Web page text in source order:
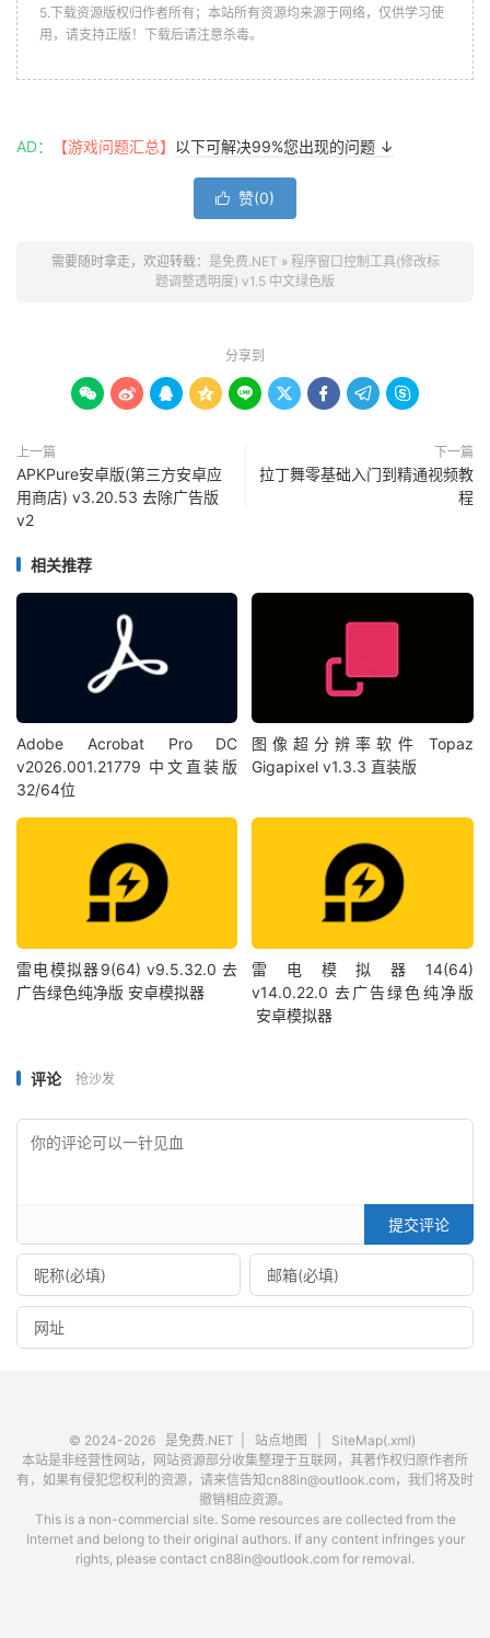
5.下载资源版权归作者所有；本站所有资源均来源于网络，仅供学习使
用，请支持正版！下载后请注意杀毒。
AD： 【游戏问题汇总】 以下可解决99%您出现的问题 ↓
 赞(0)
需要随时拿走，欢迎转载： 是免费.NET » 程序窗口控制工具(修改标
题调整透明度) v1.5 中文绿色版
分享到
        
上一篇
APKPure安卓版(第三方安卓应
用商店) v3.20.53 去除广告版
v2
下一篇
拉丁舞零基础入门到精通视频教
程
相关推荐
Adobe Acrobat Pro DC
v2026.001.21779 中文直装版
32/64位
图像超分辨率软件 Topaz
Gigapixel v1.3.3 直装版
雷电模拟器9(64) v9.5.32.0 去
广告绿色纯净版 安卓模拟器
雷电模拟器14(64)
v14.0.22.0 去广告绿色纯净版
安卓模拟器
评论 抢沙发
提交评论
© 2024-2026 是免费.NET 站点地图
SiteMap(.xml)
本站是非经营性网站，网站资源部分收集整理于互联网，其著作权归原作者所
有，如果有侵犯您权利的资源，请来信告知cn88in@outlook.com，我们将及时
撤销相应资源。
This is a non-commercial site. Some resources are collected from the
Internet and belong to their original authors. If any content infringes your
rights, please contact cn88in@outlook.com for removal.